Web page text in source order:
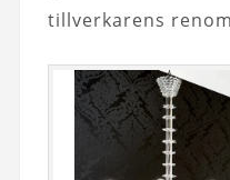
tillverkarens